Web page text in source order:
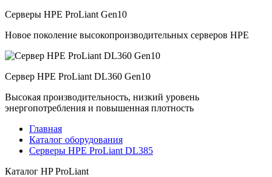
Серверы HPE ProLiant Gen10
Новое поколение высокопроизводительных серверов HPE
Сервер HPE ProLiant DL360 Gen10
Высокая производительность, низкий уровень
энергопотребления и повышенная плотность
Главная
Каталог оборудования
Серверы HPE ProLiant DL385
Каталог HP ProLiant